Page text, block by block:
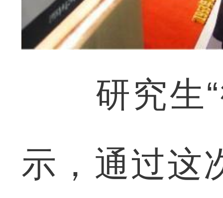
研究生“
示，通过这